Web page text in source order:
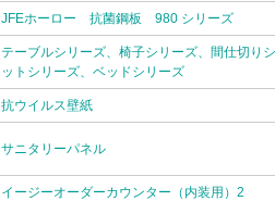
JFEホーロー 抗菌鋼板 980 シリーズ
テーブルシリーズ、椅子シリーズ、間仕切り
ットシリーズ、ベッドシリーズ
抗ウイルス壁紙
サニタリーパネル
イージーオーダーカウンター（内装用）2